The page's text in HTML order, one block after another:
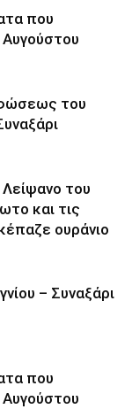
που
του
του
και τις
ουράνιο
– Συναξάρι
που